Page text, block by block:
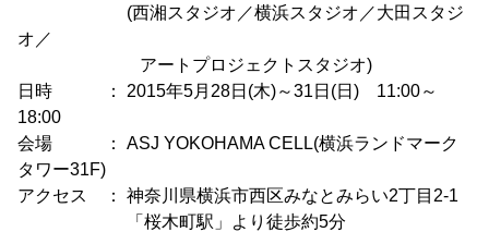
(西湘スタジオ／横浜スタジオ／大田スタジ
オ／
アートプロジェクトスタジオ)
日時 ： 2015年5月28日(木)～31日(日) 11:00～
18:00
会場 ： ASJ YOKOHAMA CELL(横浜ランドマーク
タワー31F)
アクセス ： 神奈川県横浜市西区みなとみらい2丁目2-1
「桜木町駅」より徒歩約5分